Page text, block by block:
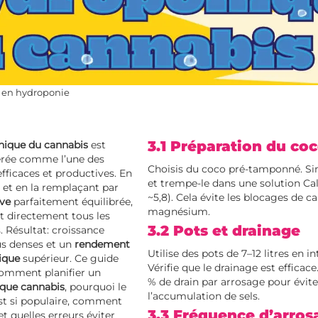
hydroponie
du cannabis est
comme l’une des
et productives. En
en la remplaçant par
parfaitement équilibrée,
directement tous les
Résultat: croissance
denses et un rendement
supérieur. Ce guide
planifier un
cannabis, pourquoi le
si populaire, comment
3.1 Préparation du
Choisis du coco pré-tamponné.
et trempe-le dans une solution
~5,8). Cela évite les blocages de
magnésium.
3.2 Pots et drainage
Utilise des pots de 7–12 litres en
Vérifie que le drainage est
% de drain par arrosage pour
l’accumulation de sels.